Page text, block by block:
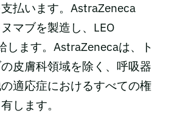
払います。AstraZeneca
マブを製造し、LEO
します。AstraZenecaは、ト
皮膚科領域を除く、呼吸器
適応症におけるすべての権
します。